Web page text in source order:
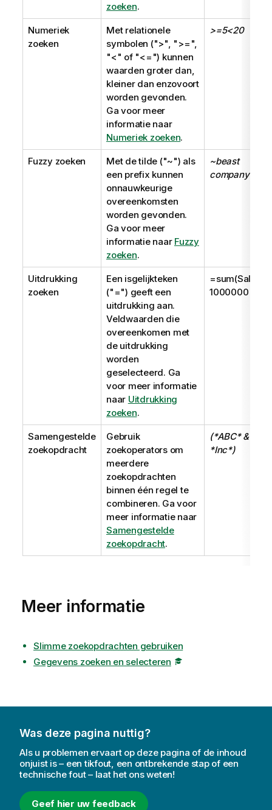
zoeken.
Numeriek
zoeken
Met relationele
symbolen (">" ">="
"<" of "<=") kunnen
waarden groter dan,
kleiner dan enzovoort
worden gevonden.
Ga voor meer
informatie naar
Numeriek zoeken.
>=5<20
Fuzzy zoeken Met de tilde ("~") als
een prefix kunnen
onnauwkeurige
overeenkomsten
worden gevonden.
Ga voor meer
informatie naar Fuzzy
zoeken.
~beast
company
Uitdrukking
zoeken
Een isgelijkteken
("=") geeft een
uitdrukking aan.
Veldwaarden die
overeenkomen met
de uitdrukking
worden
geselecteerd. Ga
voor meer informatie
naar Uitdrukking
zoeken.
=sum(Sales)>
1000000
Samengestelde
zoekopdracht
Gebruik
zoekoperators om
meerdere
zoekopdrachten
binnen één regel te
combineren. Ga voor
meer informatie naar
Samengestelde
zoekopdracht.
(*ABC* & ?
*Inc*)
Meer informatie
Slimme zoekopdrachten gebruiken
Gegevens zoeken en selecteren
Was deze pagina nuttig?
Als u problemen ervaart op deze pagina of de inhoud
onjuist is – een tikfout, een ontbrekende stap of een
technische fout – laat het ons weten!
Geef hier uw feedback